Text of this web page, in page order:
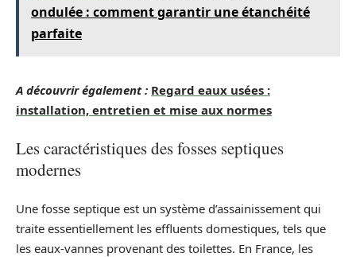
ondulée : comment garantir une étanchéité
parfaite
A découvrir également : Regard eaux usées :
installation, entretien et mise aux normes
Les caractéristiques des fosses septiques
modernes
Une fosse septique est un système d’assainissement qui
traite essentiellement les effluents domestiques, tels que
les eaux-vannes provenant des toilettes. En France, les